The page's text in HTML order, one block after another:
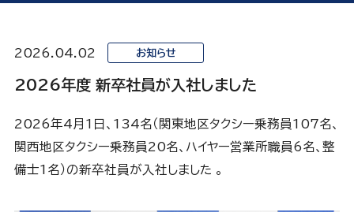
2026.04.02 お知らせ
2026年度 新卒社員が入社しました
2026年4月1日、134名（関東地区タクシー乗務員107名、
関西地区タクシー乗務員20名、ハイヤー営業所職員6名、整
備士1名）の新卒社員が入社しました 。